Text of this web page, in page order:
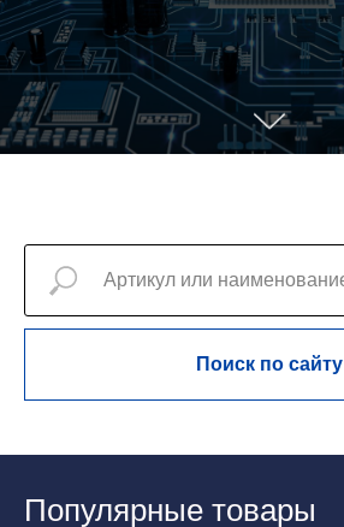
Поиск по сайту
Популярные товары